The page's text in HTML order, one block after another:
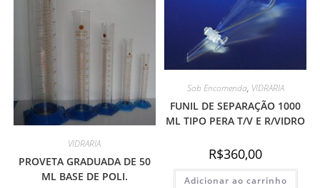
VIDRARIA
PROVETA GRADUADA DE 50
ML BASE DE POLI.
Sob Encomenda, VIDRARIA
FUNIL DE SEPARAÇÃO 1000
ML TIPO PERA T/V E R/VIDRO
R$360,00
Adicionar ao carrinho